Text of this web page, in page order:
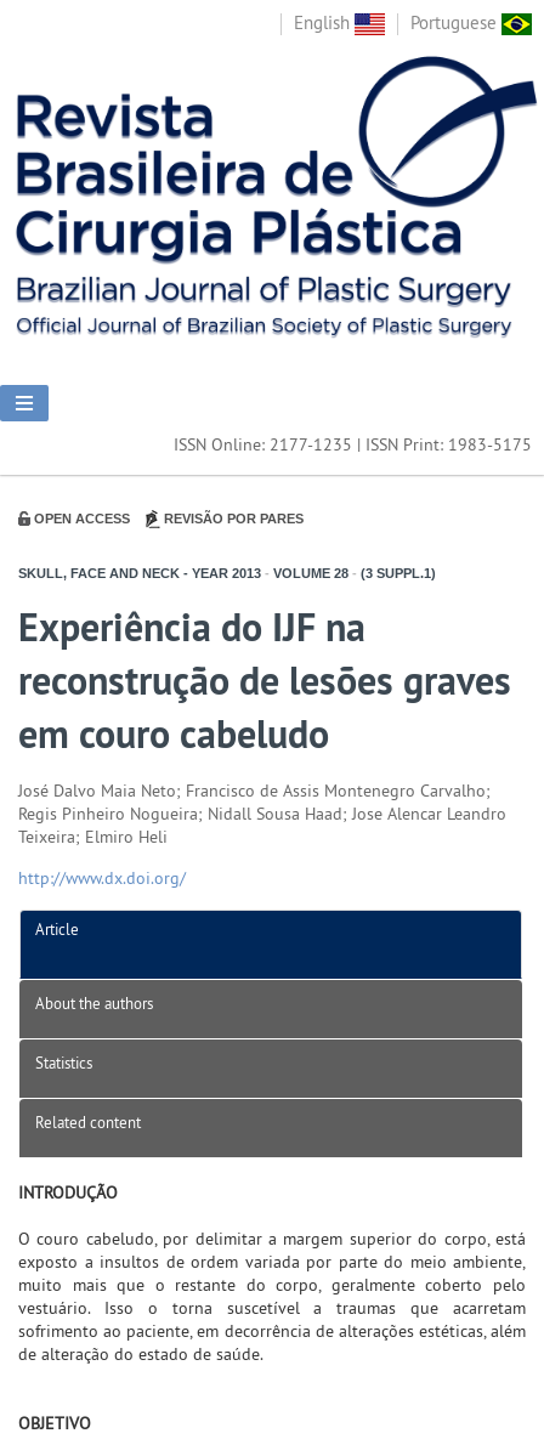
English Portuguese
ISSN Online: 2177-1235 | ISSN Print: 1983-5175
OPEN ACCESS REVISÃO POR PARES
SKULL, FACE AND NECK - YEAR 2013 - VOLUME 28 - (3 SUPPL.1)
Experiência do IJF na
reconstrução de lesões graves
em couro cabeludo
José Dalvo Maia Neto; Francisco de Assis Montenegro Carvalho;
Regis Pinheiro Nogueira; Nidall Sousa Haad; Jose Alencar Leandro
Teixeira; Elmiro Heli
http://www.dx.doi.org/
Article
About the authors
Statistics
Related content
INTRODUÇÃO
O couro cabeludo, por delimitar a margem superior do corpo, está
exposto a insultos de ordem variada por parte do meio ambiente,
muito mais que o restante do corpo, geralmente coberto pelo
vestuário. Isso o torna suscetível a traumas que acarretam
sofrimento ao paciente, em decorrência de alterações estéticas, além
de alteração do estado de saúde.
OBJETIVO